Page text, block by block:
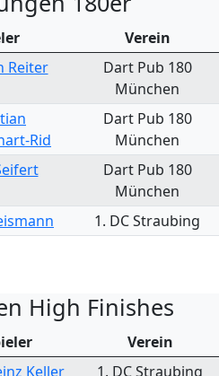
Verein
Reiter
Dart Pub 180
München
Rid
Dart Pub 180
München
Dart Pub 180
München
1. DC Straubing
High Finishes
Verein
Keller 1. DC Straubing